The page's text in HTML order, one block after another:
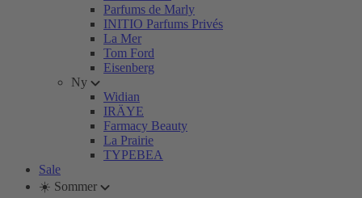
Parfums de Marly
INITIO Parfums Privés
La Mer
Tom Ford
Eisenberg
Ny
Widian
IRÄYE
Farmacy Beauty
La Prairie
TYPEBEA
Sale
☀️ Sommer